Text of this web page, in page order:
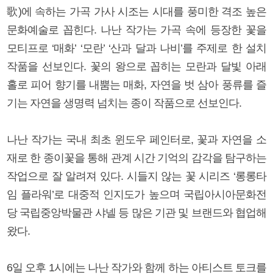
歌)에 속하는 가곡 가사 시조는 시대를 풍미한 격조 높은
문화예술로 꼽힌다. 나난 작가는 가곡 속에 등장한 꽃을
모티프로 ‘매화’ ‘모란’ ‘산과 달과 나비’를 주제로 한 설치
작품을 선보인다. 꽃의 왕으로 꼽히는 모란과 달빛 아래
홀로 피어 향기를 내뿜는 매화, 자연을 벗 삼아 풍류를 즐
기는 자연을 생명력 넘치는 종이 작품으로 선보인다.
나난 작가는 국내 최초 윈도우 페인터로, 꽃과 자연을 소
재로 한 종이꽃을 통해 관계 시간 기억의 감각을 탐구하는
작업으로 잘 알려져 있다. 시들지 않는 꽃 시리즈 ‘롱롱타
임 플라워’로 대중적 인지도가 높으며 국립아시아문화전
당 국립중앙박물관 샤넬 등 많은 기관 및 브랜드와 협업해
왔다.
6일 오후 1시에는 나난 작가와 함께 하는 아티스트 토크를